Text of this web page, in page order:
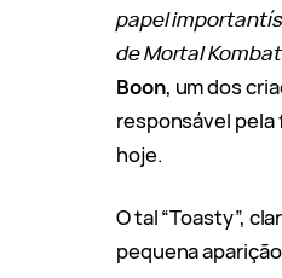
papel
de Mortal Kombat
Boon, um dos
responsável pela
hoje.
O tal “Toasty”,
pequena